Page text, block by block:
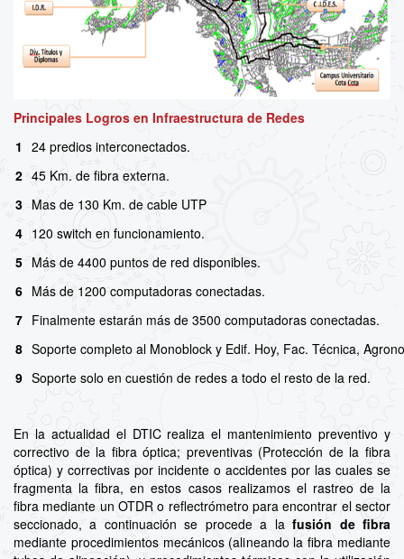
Principales Logros en Infraestructura de Redes
1 24 predios interconectados.
2 45 Km. de fibra externa.
3 Mas de 130 Km. de cable UTP
4 120 switch en funcionamiento.
5 Más de 4400 puntos de red disponibles.
6 Más de 1200 computadoras conectadas.
7 Finalmente estarán más de 3500 computadoras conectadas.
8 Soporte completo al Monoblock y Edif. Hoy, Fac. Técnica,
9 Soporte solo en cuestión de redes a todo el resto de la red.
En la actualidad el DTIC realiza el mantenimiento preventivo y
correctivo de la fibra óptica; preventivas (Protección de la fibra
óptica) y correctivas por incidente o accidentes por las cuales se
fragmenta la fibra, en estos casos realizamos el rastreo de la
fibra mediante un OTDR o reflectrómetro para encontrar el sector
seccionado, a continuación se procede a lafusión de fibra
mediante procedimientos mecánicos (alineando la fibra mediante